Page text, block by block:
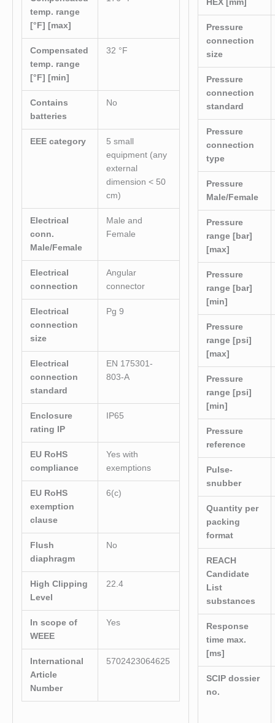
temp. range
[°F] [max]
Compensated
temp. range
[°F] [min]
32 °F
Contains
batteries
No
EEE category
5 small
equipment (any
external
dimension < 50
cm)
Electrical
conn.
Male/Female
Male and
Female
Electrical
connection
Angular
connector
Electrical
connection
size
Pg 9
Electrical
connection
standard
EN 175301-
803-A
Enclosure
rating IP
IP65
EU RoHS
compliance
Yes with
exemptions
EU RoHS
exemption
clause
6(c)
Flush
diaphragm
No
High Clipping
Level
22.4
In scope of
WEEE
Yes
International
Article
Number
5702423064625
HEX [mm]
Pressure
connection
size
Pressure
connection
standard
Pressure
connection
type
Pressure
Male/Female
Pressure
range [bar]
[max]
Pressure
range [bar]
[min]
Pressure
range [psi]
[max]
Pressure
range [psi]
[min]
Pressure
reference
Pulse-
snubber
Quantity per
packing
format
REACH
Candidate
List
substances
Response
time max.
[ms]
SCIP dossier
no.